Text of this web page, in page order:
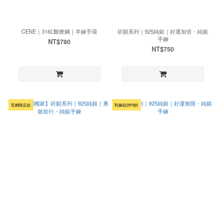
CENE｜316L醫療鋼｜半鍊手環
NT$780
祈願系列｜925純銀｜好運加倍・純銀
手鍊
NT$750
官網限定款 對鍊款2件9折